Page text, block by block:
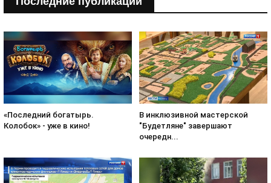
«Последний богатырь.
Колобок» - уже в кино!
В инклюзивной мастерской
"Будетляне" завершают
очередн...